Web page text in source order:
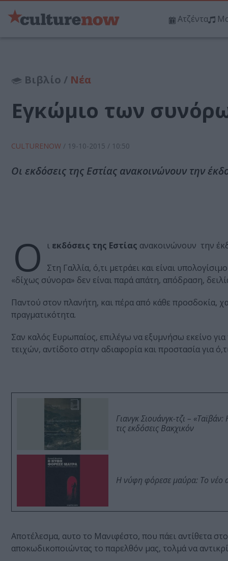
Ατζέντα
Βιβλίο / Νέα
Εγκώμιο των
CULTURENOW / 19-10-2015 / 10:50
Οι εκδόσεις της Εστίας ανακοινώνουν την
Ο ι εκδόσεις της Εστίας ανακοινώνουν την
Στη Γαλλία, ό,τι μετράει και είναι
«δίχως σύνορα» δεν είναι παρά απάτη, απόδραση,
Παντού στον πλανήτη, και πέρα από κάθε προσδοκία,
πραγματικότητα.
Σαν καλός Ευρωπαίος, επιλέγω να εξυμνήσω εκείνο
τειχών, αντίδοτο στην αδιαφορία και προστασία για
Γιανγκ Σιουάνγκ-τζι –
τις εκδόσεις Βακχικόν
Η νύφη φόρεσε μαύρα: Το νέο
Αποτέλεσμα, αυτο το Μανιφέστο, που πάει αντίθετα
αποκωδικοποιώντας το παρελθόν μας, τολμά να